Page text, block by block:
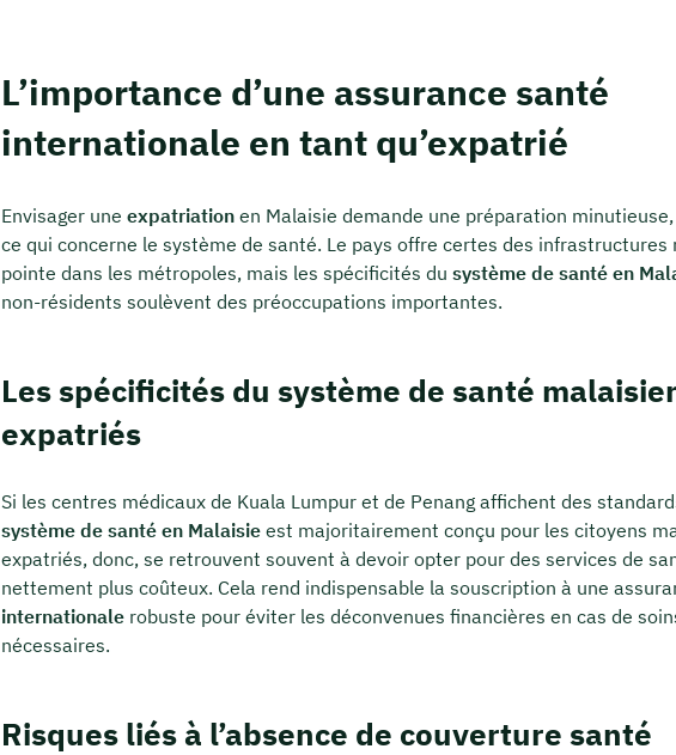
L’importance d’une assurance santé
internationale en tant qu’expatrié
Envisager une expatriation en Malaisie demande une préparation
ce qui concerne le système de santé. Le pays offre certes des infrastructures
pointe dans les métropoles, mais les spécificités du système de santé en
non-résidents soulèvent des préoccupations importantes.
Les spécificités du système de santé
expatriés
Si les centres médicaux de Kuala Lumpur et de Penang affichent des
système de santé en Malaisie est majoritairement conçu pour les citoyens
expatriés, donc, se retrouvent souvent à devoir opter pour des services de
nettement plus coûteux. Cela rend indispensable la souscription à une
internationale robuste pour éviter les déconvenues financières en cas de
nécessaires.
Risques liés à l’absence de couverture santé